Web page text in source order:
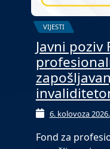
VIJESTI
Javni poziv
6. kolovoza 2026.
Fond za